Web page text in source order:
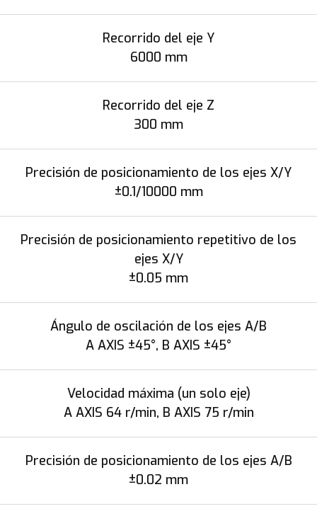
Recorrido del eje Y
6000 mm
Recorrido del eje Z
300 mm
Precisión de posicionamiento de los ejes X/Y
±0.1/10000 mm
Precisión de posicionamiento repetitivo de los
ejes X/Y
±0.05 mm
Ángulo de oscilación de los ejes A/B
A AXIS ±45°, B AXIS ±45°
Velocidad máxima (un solo eje)
A AXIS 64 r/min, B AXIS 75 r/min
Precisión de posicionamiento de los ejes A/B
±0.02 mm